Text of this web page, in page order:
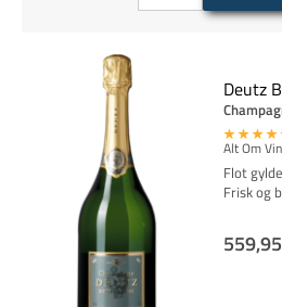
Deutz
Alt Om Vin
Flot
Frisk og
559,95